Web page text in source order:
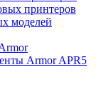
принтеров
моделей
Armor APR5